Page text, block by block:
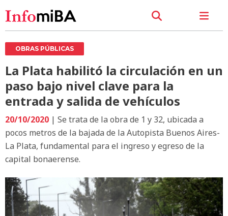
OBRAS PÚBLICAS
La Plata habilitó la circulación en un
paso bajo nivel clave para la
entrada y salida de vehículos
20/10/2020 | Se trata de la obra de 1 y 32, ubicada a
pocos metros de la bajada de la Autopista Buenos Aires-
La Plata, fundamental para el ingreso y egreso de la
capital bonaerense.